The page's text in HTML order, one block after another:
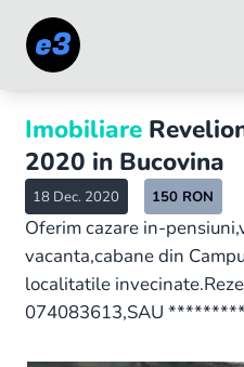
Imobiliare
2020 in Bucovina
18 Dec. 2020 150 RON
Oferim cazare in-
vacanta,cabane din
localitatile
074083613,SAU